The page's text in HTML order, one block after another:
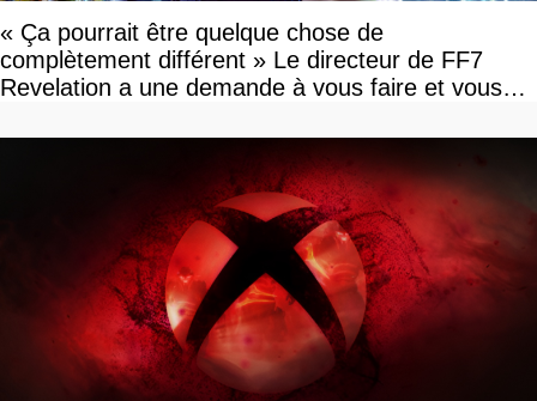
« Ça pourrait être quelque chose de
complètement différent » Le directeur de FF7
Revelation a une demande à vous faire et vous